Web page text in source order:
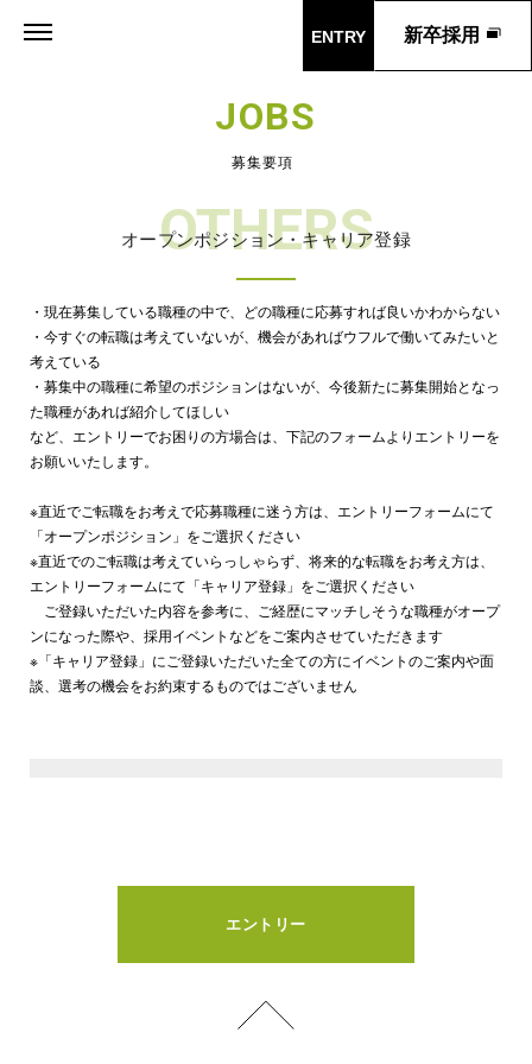
新卒採用
ENTRY
オープンポジション・キャリア登録
OTHERS
JOBS
募集要項
・現在募集している職種の中で、どの職種に応募すれば良いかわからない
・今すぐの転職は考えていないが、機会があればウフルで働いてみたいと
考えている
・募集中の職種に希望のポジションはないが、今後新たに募集開始となっ
た職種があれば紹介してほしい
など、エントリーでお困りの方場合は、下記のフォームよりエントリーを
お願いいたします。
※直近でご転職をお考えで応募職種に迷う方は、エントリーフォームにて
「オープンポジション」をご選択ください
※直近でのご転職は考えていらっしゃらず、将来的な転職をお考え方は、
エントリーフォームにて「キャリア登録」をご選択ください
ご登録いただいた内容を参考に、ご経歴にマッチしそうな職種がオープ
ンになった際や、採用イベントなどをご案内させていただきます
※「キャリア登録」にご登録いただいた全ての方にイベントのご案内や面
談、選考の機会をお約束するものではございません
エントリー